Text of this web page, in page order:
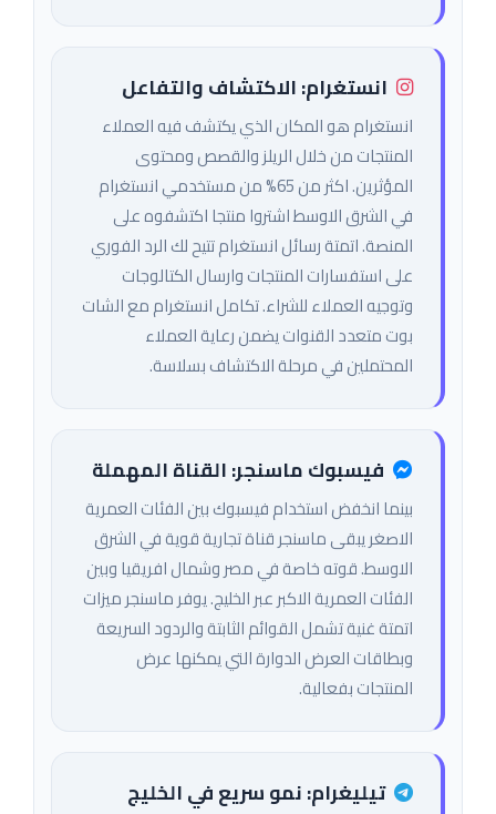
انستغرام: الاكتشاف والتفاعل
انستغرام هو المكان الذي يكتشف فيه العملاء
المنتجات من خلال الريلز والقصص ومحتوى
المؤثرين. اكثر من 65% من مستخدمي انستغرام
في الشرق الاوسط اشتروا منتجا اكتشفوه على
المنصة. اتمتة رسائل انستغرام تتيح لك الرد الفوري
على استفسارات المنتجات وارسال الكتالوجات
وتوجيه العملاء للشراء. تكامل انستغرام مع الشات
بوت متعدد القنوات يضمن رعاية العملاء
المحتملين في مرحلة الاكتشاف بسلاسة.
فيسبوك ماسنجر: القناة المهملة
بينما انخفض استخدام فيسبوك بين الفئات العمرية
الاصغر يبقى ماسنجر قناة تجارية قوية في الشرق
الاوسط. قوته خاصة في مصر وشمال افريقيا وبين
الفئات العمرية الاكبر عبر الخليج. يوفر ماسنجر ميزات
اتمتة غنية تشمل القوائم الثابتة والردود السريعة
وبطاقات العرض الدوارة التي يمكنها عرض
المنتجات بفعالية.
تيليغرام: نمو سريع في الخليج